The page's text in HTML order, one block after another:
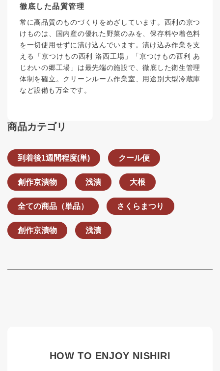
徹底した品質管理
常に高品質のものづくりをめざしています。西利の京つ
けものは、国内産の優れた野菜のみを、保存料や着色料
を一切使用せずに漬け込んでいます。漬け込み作業を支
える「京つけもの西利 洛西工場」「京つけもの西利 あ
じわいの郷工場」は最先端の施設で、徹底した衛生管理
体制を確立。クリーンルーム作業室、用途別大型冷蔵庫
など設備も万全です。
商品カテゴリ
到着後1週間程度(単) クール便
創作京漬物 浅漬 大根
全ての商品（単品） さくらまつり
創作京漬物 浅漬
HOW TO ENJOY NISHIRI